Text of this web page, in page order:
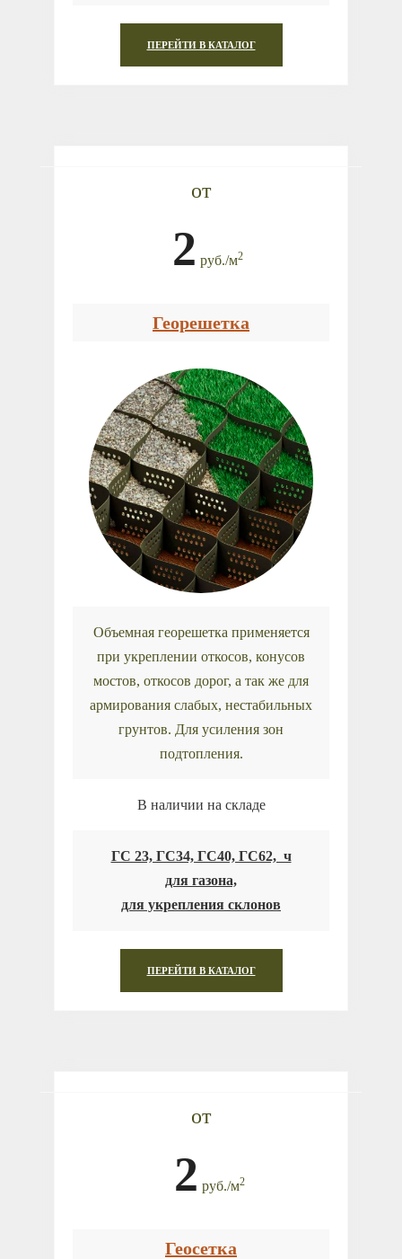
ПЕРЕЙТИ В КАТАЛОГ
от
2 руб./м2
Георешетка
Объемная георешетка применяется
при укреплении откосов, конусов
мостов, откосов дорог, а так же для
армирования слабых, нестабильных
грунтов. Для усиления зон
подтопления.
В наличии на складе
ГС 23, ГС34, ГС40, ГС62, ч
для газона,
для укрепления склонов
ПЕРЕЙТИ В КАТАЛОГ
от
2 руб./м2
Геосетка